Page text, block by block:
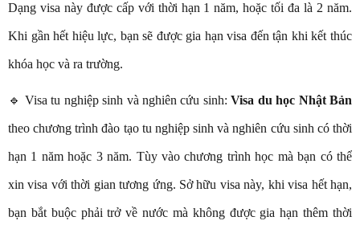
Dạng visa này được cấp với thời hạn 1 năm, hoặc tối đa là 2 năm.
Khi gần hết hiệu lực, bạn sẽ được gia hạn visa đến tận khi kết thúc
khóa học và ra trường.
🔹 Visa tu nghiệp sinh và nghiên cứu sinh:Visa du học Nhật Bản
theo chương trình đào tạo tu nghiệp sinh và nghiên cứu sinh có thời
hạn 1 năm hoặc 3 năm. Tùy vào chương trình học mà bạn có thể
xin visa với thời gian tương ứng. Sở hữu visa này, khi visa hết hạn,
bạn bắt buộc phải trở về nước mà không được gia hạn thêm thời